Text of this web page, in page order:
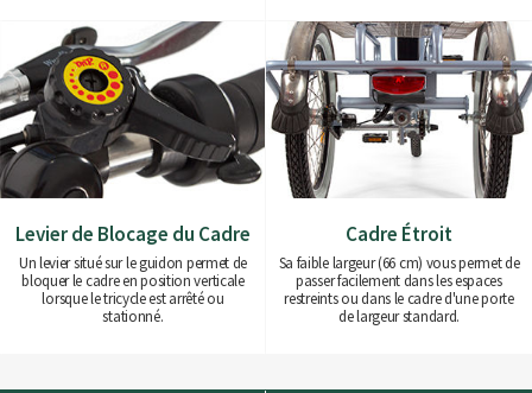
Levier de Blocage du Cadre
Un levier situé sur le guidon permet de
bloquer le cadre en position verticale
lorsque le tricycle est arrêté ou
stationné.
Cadre Étroit
Sa faible largeur (66 cm) vous permet de
passer facilement dans les espaces
restreints ou dans le cadre d'une porte
de largeur standard.